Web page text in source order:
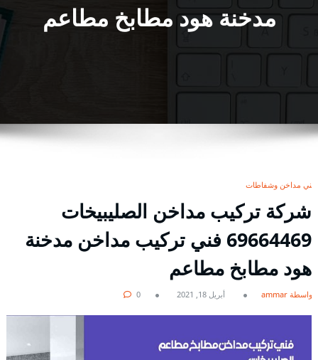
مدخنة هود مطابخ مطاعم
فني مداخن وشفاطات
شركة تركيب مداخن الصليبيخات
69664469 فني تركيب مداخن مدخنة
هود مطابخ مطاعم
بواسطة ammar أبريل 18, 2021 0